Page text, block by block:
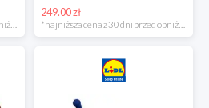
*najniższa cena z 30 dni przed obniżką
249.00 zł
*najniższa cena z 30 dni przed obniżką